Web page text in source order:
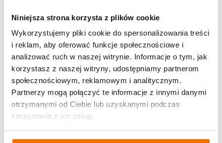
Niniejsza strona korzysta z plików cookie
Wykorzystujemy pliki cookie do spersonalizowania treści
i reklam, aby oferować funkcje społecznościowe i
analizować ruch w naszej witrynie. Informacje o tym, jak
korzystasz z naszej witryny, udostępniamy partnerom
społecznościowym, reklamowym i analitycznym.
Partnerzy mogą połączyć te informacje z innymi danymi
otrzymanymi od Ciebie lub uzyskanymi podczas
korzystania z ich usług.